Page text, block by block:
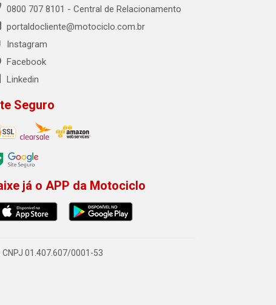
0800 707 8101 - Central de Relacionamento
portaldocliente@motociclo.com.br
Instagram
Facebook
Linkedin
Seguro
já o APP da Motociclo
01.407.607/0001-53